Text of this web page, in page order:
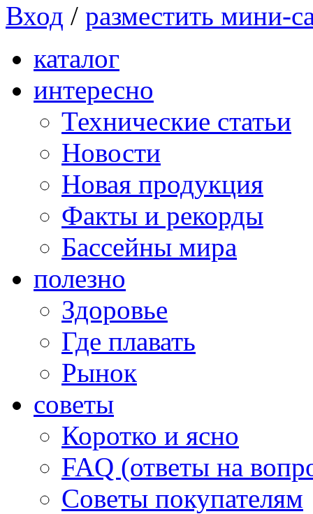
Вход / разместить мини-
каталог
интересно
Технические статьи
Новости
Новая продукция
Факты и рекорды
Бассейны мира
полезно
Здоровье
Где плавать
Рынок
советы
Коротко и ясно
FAQ (ответы на
Советы покупателям